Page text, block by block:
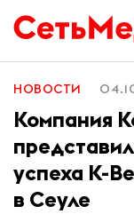
НОВОСТИ
Компания
успеха K-
в Сеуле